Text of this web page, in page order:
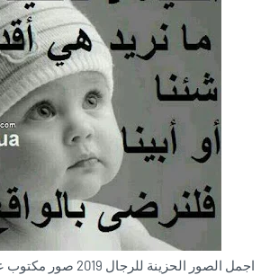
اجمل الصور الحزينة